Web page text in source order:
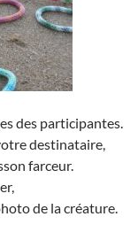
des participantes.
destinataire,
farceur.
de la créature.